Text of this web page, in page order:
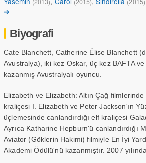
(2013) (2015) (2015)
➔
Biyografi
Cate Blanchett, Catherine Élise Blanchett
Avustralya), iki kez Oskar, üç kez BAFTA ve
kazanmış Avustralyalı oyuncu.
Elizabeth ve Elizabeth: Altın Çağ filmlerinde
kraliçesi I. Elizabeth ve Peter Jackson'ın
üçlemesinde canlandırdığı elf kraliçesi
Ayrıca Katharine Hepburn'ü canlandırdığı
Aviator (Göklerin Hakimi) filmiyle En İyi
Akademi Ödülü'nü kazanmıştır. 2007